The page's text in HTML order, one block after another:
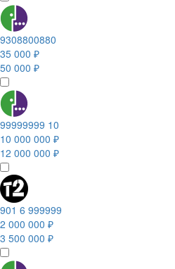
9308800880
35 000 ₽
50 000 ₽
99999999 10
10 000 000 ₽
12 000 000 ₽
901 6 999999
2 000 000 ₽
3 500 000 ₽